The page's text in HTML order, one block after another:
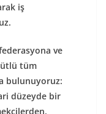
iş
ve
tüm
bulunuyoruz:
düzeyde bir